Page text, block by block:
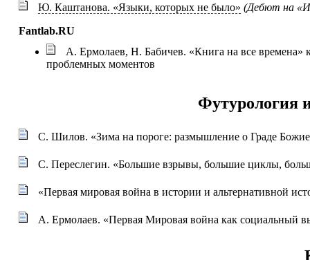
Ю. Каштанова. «Языки, которых не было» (Дебют на
Fantlab.RU
А. Ермолаев, Н. Бабичев. «Книга на все времена»
проблемных моментов
Футурология
С. Шилов. «Зима на пороге: размышление о Граде
С. Переслегин. «Большие взрывы, большие циклы,
«Первая мировая война в истории и альтернативной
А. Ермолаев. «Первая Мировая война как социальный